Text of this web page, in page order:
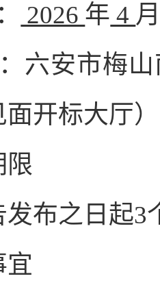
2026 年 4
六安市梅
开标大厅）
限
发布之日起3
宜